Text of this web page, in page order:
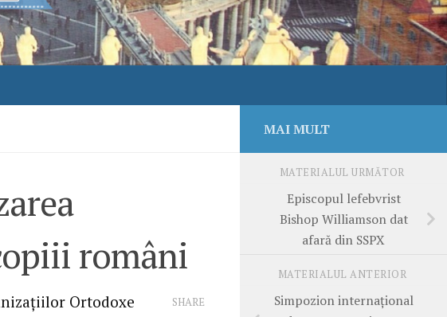
români
Ortodoxe
SHARE
MAI MULT
MATERIALUL URMĂTOR
Episcopul lefebvrist
Bishop Williamson dat
afară din SSPX
MATERIALUL ANTERIOR
Simpozion internaţional